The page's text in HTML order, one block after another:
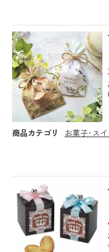
商品カテゴリ お菓子･ス